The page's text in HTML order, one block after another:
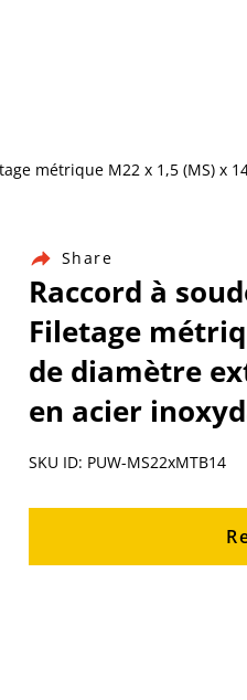
métrique M22 x 1,5 (MS) x
Share
Raccord à
Filetage
de diamètre
en acier
SKU ID: PUW-MS22xMTB14